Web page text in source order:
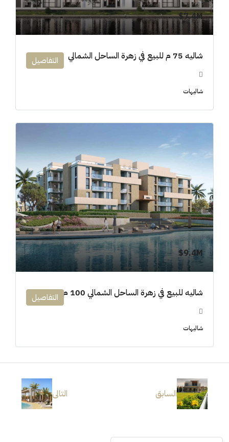
7.4M$
شاليه 75 م للبيع في زهرة الساحل الشمالي
شاليهات
التفاصيل
9.4M$
شاليه للبيع في زهرة الساحل الشمالي 100 م
شاليهات
التفاصيل
السابق التالى